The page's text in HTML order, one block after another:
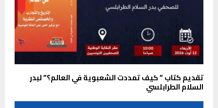
تقديم كتاب ” كيف تمددت الشعبوية في العالم؟” لبدر
السلام الطرابلسي